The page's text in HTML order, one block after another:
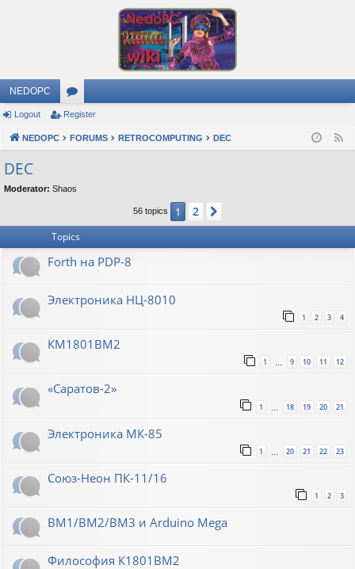
NEDOPC
or
u
s
Logout Register
NEDOPC FORUMS RETROCOMPUTING DEC
DEC
Moderator: Shaos
56 topics 1 2
Topics
Forth на PDP-8
Электроника НЦ-8010
1 2 3 4
КМ1801ВМ2
1 … 9 10 11 12
«Саратов-2»
1 18 19 20 21
Электроника МК-85
1 20 21 22 23
Союз-Неон ПК-11/16
1 2 3
ВМ1/ВМ2/ВМ3 и Arduino Mega
Философия К1801ВМ2